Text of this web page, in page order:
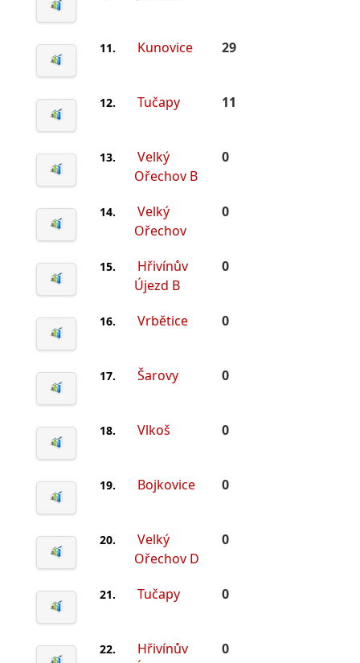
11. Kunovice 29
12. Tučapy 11
13.
Velký
Ořechov B
0
14.
Velký
Ořechov
0
15.
Hřivínův
Újezd B
0
16. Vrbětice 0
17. Šarovy 0
18. Vlkoš 0
19. Bojkovice 0
20.
Velký
Ořechov D
0
21. Tučapy 0
22.
Hřivínův
0